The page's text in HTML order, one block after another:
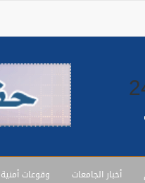
أخبار الجامعات وقوعات أمنية